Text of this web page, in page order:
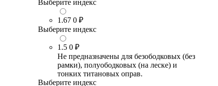
Выберите индекс
1.67 0 ₽
Выберите индекс
1.5 0 ₽
Не предназначены для безободковых (без
рамки), полуободковых (на леске) и
тонких титановых оправ.
Выберите индекс